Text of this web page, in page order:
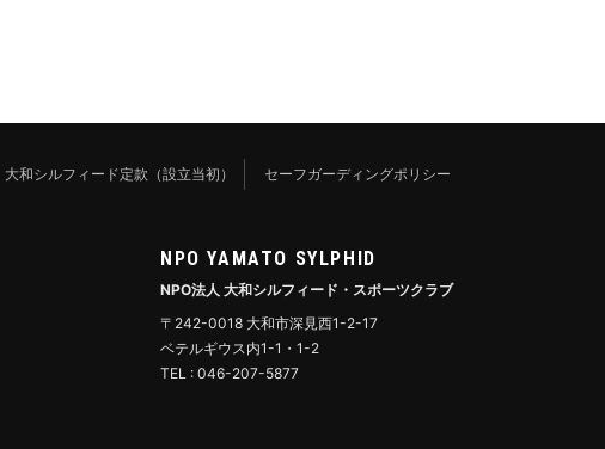
大和シルフィード定款（設立当初） セーフガーディングポリシー
NPO YAMATO SYLPHID
NPO法人 大和シルフィード・スポーツクラブ
〒242-0018 大和市深見西1-2-17
ベテルギウス内1-1・1-2
TEL : 046-207-5877